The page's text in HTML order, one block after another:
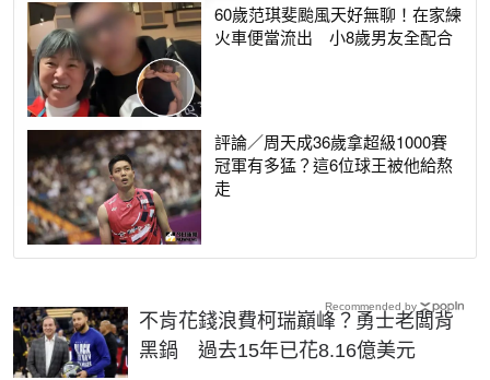
60歲范琪斐颱風天好無聊！在家練
火車便當流出 小8歲男友全配合
評論／周天成36歲拿超級1000賽
冠軍有多猛？這6位球王被他給熬
走
不肯花錢浪費柯瑞巔峰？勇士老闆背
黑鍋 過去15年已花8.16億美元
Recommended by